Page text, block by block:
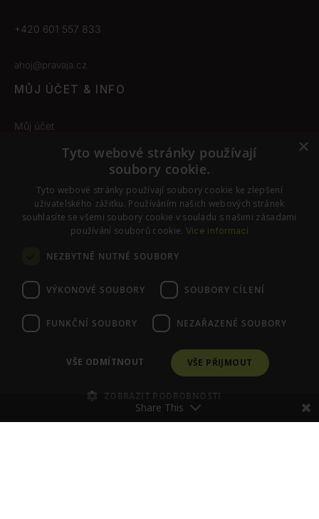
+420 601 557 833
ahoj@pravaja.cz
MŮJ ÚČET & INFO
Můj účet
Obchodní podmínky
Odstoupení od smlouvy
Nastavení cookies
SLEDUJTE NÁS
© PraváJá. Všechna práva vyhrazena.
Share This Poraďte se se Zdenkou
×
Tyto webové stránky používají
soubory cookie.
Tyto webové stránky používají soubory cookie ke zlepšení
uživatelského zážitku. Používáním našich webových stránek
souhlasíte se všemi soubory cookie v souladu s našimi zásadami
používání souborů cookie. Více informací
NEZBYTNĚ NUTNÉ SOUBORY
VÝKONOVÉ SOUBORY SOUBORY CÍLENÍ
FUNKČNÍ SOUBORY NEZAŘAZENÉ SOUBORY
VŠE PŘIJMOUT
VŠE ODMÍTNOUT
ZOBRAZIT PODROBNOSTI